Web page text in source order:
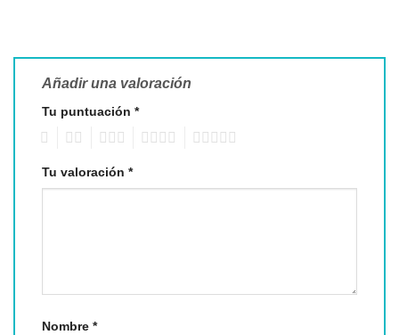
Añadir una valoración
Tu puntuación *
Tu valoración *
Nombre *